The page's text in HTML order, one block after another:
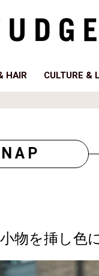
HAIR CULTURE &
物を挿し色